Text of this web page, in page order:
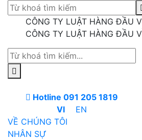
CÔNG TY LUẬT HÀNG ĐẦU
CÔNG TY LUẬT HÀNG ĐẦU
Hotline 091 205 1819
VI
EN
VỀ CHÚNG TÔI
NHÂN SỰ